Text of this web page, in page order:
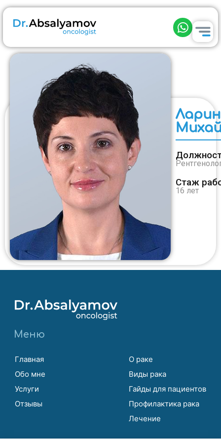
Стаж
16 лет
Меню
Главная
Обо мне
Услуги
Отзывы
О раке
Виды рака
Гайды для пациентов
Профилактика рака
Лечение